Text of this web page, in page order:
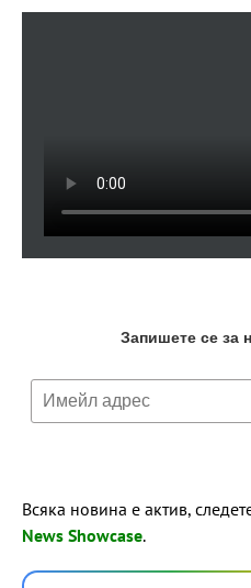
Всяка новина е актив,
News Showcase.